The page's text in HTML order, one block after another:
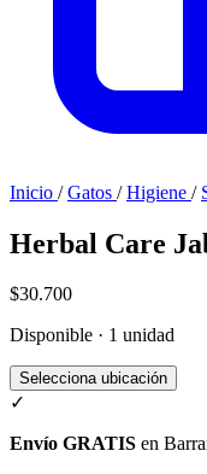
Inicio / Gatos / Higiene /
Herbal Care
$30.700
Disponible · 1 unidad
Selecciona ubicación
✓
Envío GRATIS en